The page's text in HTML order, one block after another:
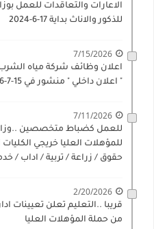
الاعارات والتعاقدات للعمل
للذكور والاناث بداية 17-6-2024
7/15/2026
اعلان وظائف شركة مياه
" اعلان داخلي " منشور في 15-7-2026
7/11/2026
للعمل كضباط متخصصين
للمؤهلات العليا خريجي
حقوق / زراعة / تربية / اداب /
2/20/2026
قريبا ..التعليم تعلن تعيينات
من حملة المؤهلات العليا